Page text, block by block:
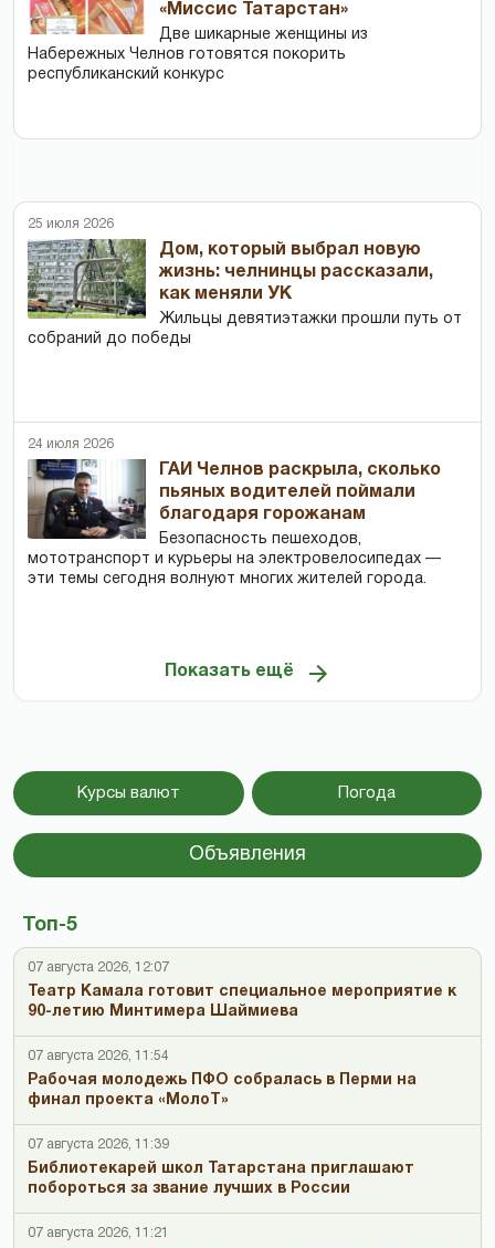
«Миссис Татарстан»
Две шикарные женщины из
Набережных Челнов готовятся покорить
республиканский конкурс
25 июля 2026
Дом, который выбрал новую
жизнь: челнинцы рассказали,
как меняли УК
Жильцы девятиэтажки прошли путь от
собраний до победы
24 июля 2026
ГАИ Челнов раскрыла, сколько
пьяных водителей поймали
благодаря горожанам
Безопасность пешеходов,
мототранспорт и курьеры на электровелосипедах —
эти темы сегодня волнуют многих жителей города.
Показать ещё
Курсы валют Погода
Объявления
Топ-5
07 августа 2026, 12:07
Театр Камала готовит специальное мероприятие к
90-летию Минтимера Шаймиева
07 августа 2026, 11:54
Рабочая молодежь ПФО собралась в Перми на
финал проекта «МолоТ»
07 августа 2026, 11:39
Библиотекарей школ Татарстана приглашают
побороться за звание лучших в России
07 августа 2026, 11:21